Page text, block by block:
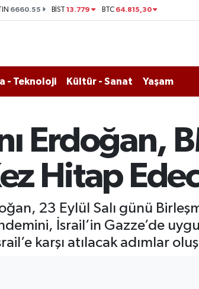
6660.55 BİST13.779 BTC 64.815,30
- Teknoloji Kültür - Sanat Yaşam
Erdoğan,
Hitap
23 Eylül Salı günü
İsrail’in Gazze’de
karşı atılacak adımlar